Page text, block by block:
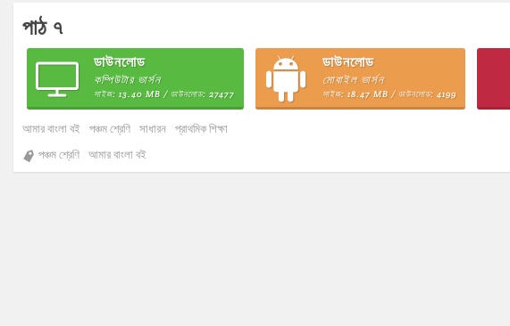
পাঠ ৭
ডাউনলোড
কম্পিউটার ভার্সন
সাইজ: 13.40 MB / ডাউনলোড: 27477
ডাউনলোড
মোবাইল ভার্সন
সাইজ: 18.47 MB / ডাউনলোড: 4199
আমার বাংলা বই পঞ্চম শ্রেণি সাধারন প্রাথমিক শিক্ষা
পঞ্চম শ্রেণি আমার বাংলা বই